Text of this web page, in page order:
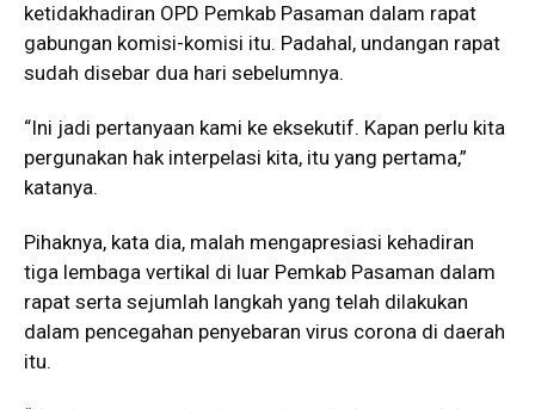
ketidakhadiran OPD Pemkab Pasaman dalam rapat
gabungan komisi-komisi itu. Padahal, undangan rapat
sudah disebar dua hari sebelumnya.
“Ini jadi pertanyaan kami ke eksekutif. Kapan perlu kita
pergunakan hak interpelasi kita, itu yang pertama,”
katanya.
Pihaknya, kata dia, malah mengapresiasi kehadiran
tiga lembaga vertikal di luar Pemkab Pasaman dalam
rapat serta sejumlah langkah yang telah dilakukan
dalam pencegahan penyebaran virus corona di daerah
itu.